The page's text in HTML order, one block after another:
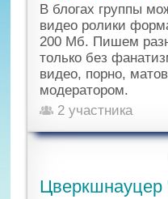
В блогах группы
видео ролики
200 Мб. Пишем
только без
видео, порно,
модератором.
2 участника
Цверкшнауцер